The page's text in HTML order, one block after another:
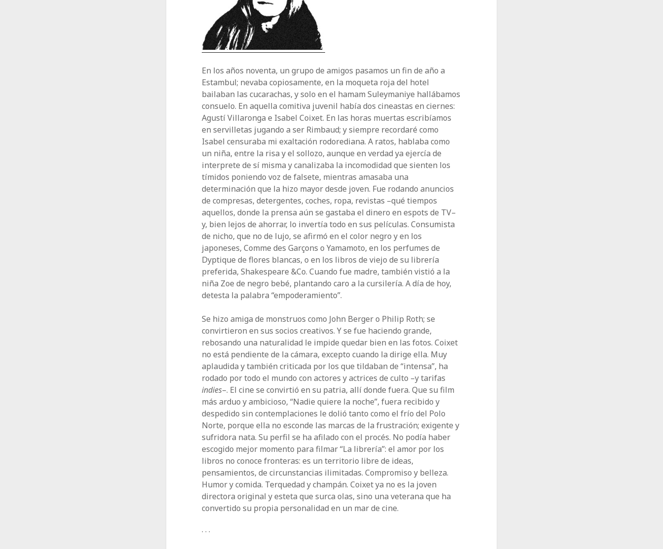
En los años noventa, un grupo de amigos pasamos un fin de año a
Estambul; nevaba copiosamente, en la moqueta roja del hotel
bailaban las cucarachas, y solo en el hamam Suleymaniye hallábamos
consuelo. En aquella comitiva juvenil había dos cineastas en ciernes:
Agustí Villaronga e Isabel Coixet. En las horas muertas escribíamos
en servilletas jugando a ser Rimbaud; y siempre recordaré como
Isabel censuraba mi exaltación rodorediana. A ratos, hablaba como
un niña, entre la risa y el sollozo, aunque en verdad ya ejercía de
interprete de sí misma y canalizaba la incomodidad que sienten los
tímidos poniendo voz de falsete, mientras amasaba una
determinación que la hizo mayor desde joven. Fue rodando anuncios
de compresas, detergentes, coches, ropa, revistas –qué tiempos
aquellos, donde la prensa aún se gastaba el dinero en espots de TV–
y, bien lejos de ahorrar, lo invertía todo en sus películas. Consumista
de nicho, que no de lujo, se afirmó en el color negro y en los
japoneses, Comme des Garçons o Yamamoto, en los perfumes de
Dyptique de flores blancas, o en los libros de viejo de su librería
preferida, Shakespeare &Co. Cuando fue madre, también vistió a la
niña Zoe de negro bebé, plantando caro a la cursilería. A día de hoy,
detesta la palabra “empoderamiento”.
Se hizo amiga de monstruos como John Berger o Philip Roth; se
convirtieron en sus socios creativos. Y se fue haciendo grande,
rebosando una naturalidad le impide quedar bien en las fotos. Coixet
no está pendiente de la cámara, excepto cuando la dirige ella. Muy
aplaudida y también criticada por los que tildaban de “intensa”, ha
rodado por todo el mundo con actores y actrices de culto –y tarifas
indies–. El cine se convirtió en su patria, allí donde fuera. Que su film
más arduo y ambicioso, “Nadie quiere la noche”, fuera recibido y
despedido sin contemplaciones le dolió tanto como el frío del Polo
Norte, porque ella no esconde las marcas de la frustración; exigente y
sufridora nata. Su perfil se ha afilado con el procés. No podía haber
escogido mejor momento para filmar “La librería”: el amor por los
libros no conoce fronteras: es un territorio libre de ideas,
pensamientos, de circunstancias ilimitadas. Compromiso y belleza.
Humor y comida. Terquedad y champán. Coixet ya no es la joven
directora original y esteta que surca olas, sino una veterana que ha
convertido su propia personalidad en un mar de cine.
· · ·